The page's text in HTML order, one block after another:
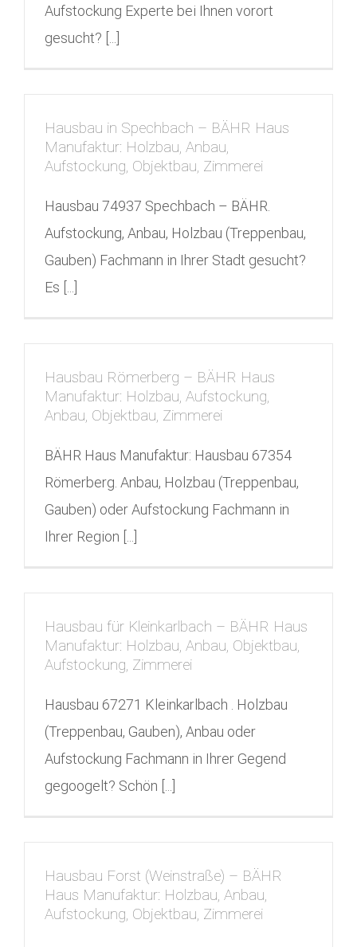
Aufstockung Experte bei Ihnen vorort
gesucht? [...]
Hausbau in Spechbach – BÄHR Haus
Manufaktur: Holzbau, Anbau,
Aufstockung, Objektbau, Zimmerei
Hausbau 74937 Spechbach – BÄHR.
Aufstockung, Anbau, Holzbau (Treppenbau,
Gauben) Fachmann in Ihrer Stadt gesucht?
Es [...]
Hausbau Römerberg – BÄHR Haus
Manufaktur: Holzbau, Aufstockung,
Anbau, Objektbau, Zimmerei
BÄHR Haus Manufaktur: Hausbau 67354
Römerberg. Anbau, Holzbau (Treppenbau,
Gauben) oder Aufstockung Fachmann in
Ihrer Region [...]
Hausbau für Kleinkarlbach – BÄHR Haus
Manufaktur: Holzbau, Anbau, Objektbau,
Aufstockung, Zimmerei
Hausbau 67271 Kleinkarlbach . Holzbau
(Treppenbau, Gauben), Anbau oder
Aufstockung Fachmann in Ihrer Gegend
gegoogelt? Schön [...]
Hausbau Forst (Weinstraße) – BÄHR
Haus Manufaktur: Holzbau, Anbau,
Aufstockung, Objektbau, Zimmerei